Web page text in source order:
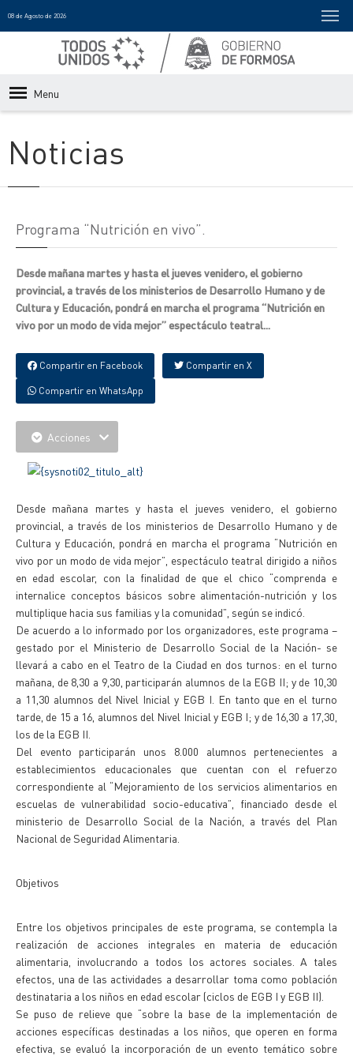
08 de Agosto de 2026
Menu
Noticias
Programa “Nutrición en vivo”.
Desde mañana martes y hasta el jueves venidero, el gobierno
provincial, a través de los ministerios de Desarrollo Humano y de
Cultura y Educación, pondrá en marcha el programa “Nutrición en
vivo por un modo de vida mejor” espectáculo teatral...
Compartir en Facebook Compartir en X
Compartir en WhatsApp
Acciones
Desde mañana martes y hasta el jueves venidero, el gobierno
provincial, a través de los ministerios de Desarrollo Humano y de
Cultura y Educación, pondrá en marcha el programa “Nutrición en
vivo por un modo de vida mejor”, espectáculo teatral dirigido a niños
en edad escolar, con la finalidad de que el chico “comprenda e
internalice conceptos básicos sobre alimentación-nutrición y los
multiplique hacia sus familias y la comunidad”, según se indicó.
De acuerdo a lo informado por los organizadores, este programa –
gestado por el Ministerio de Desarrollo Social de la Nación- se
llevará a cabo en el Teatro de la Ciudad en dos turnos: en el turno
mañana, de 8,30 a 9,30, participarán alumnos de la EGB II; y de 10,30
a 11,30 alumnos del Nivel Inicial y EGB I. En tanto que en el turno
tarde, de 15 a 16, alumnos del Nivel Inicial y EGB I; y de 16,30 a 17,30,
los de la EGB II.
Del evento participarán unos 8.000 alumnos pertenecientes a
establecimientos educacionales que cuentan con el refuerzo
correspondiente al “Mejoramiento de los servicios alimentarios en
escuelas de vulnerabilidad socio-educativa”, financiado desde el
ministerio de Desarrollo Social de la Nación, a través del Plan
Nacional de Seguridad Alimentaria.
Objetivos
Entre los objetivos principales de este programa, se contempla la
realización de acciones integrales en materia de educación
alimentaria, involucrando a todos los actores sociales. A tales
efectos, una de las actividades a desarrollar toma como población
destinataria a los niños en edad escolar (ciclos de EGB I y EGB II).
Se puso de relieve que “sobre la base de la implementación de
acciones específicas destinadas a los niños, que operen en forma
efectiva, se evaluó la incorporación de un evento temático sobre